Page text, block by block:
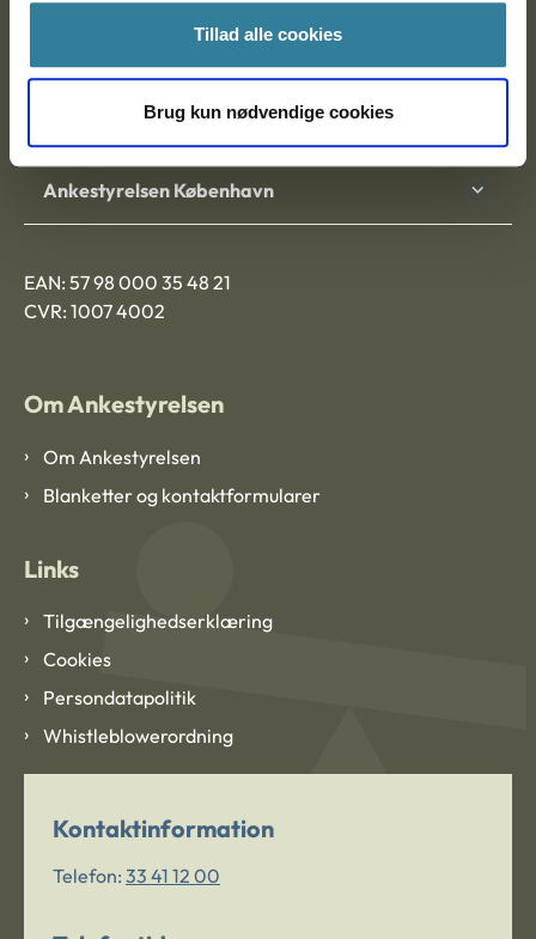
Tillad alle cookies
Brug kun nødvendige cookies
Ankestyrelsen Aalborg
Ankestyrelsen København
EAN: 57 98 000 35 48 21
CVR: 1007 4002
Om Ankestyrelsen
Om Ankestyrelsen
Blanketter og kontaktformularer
Links
Tilgængelighedserklæring
Cookies
Persondatapolitik
Whistleblowerordning
Kontaktinformation
Telefon: 33 41 12 00